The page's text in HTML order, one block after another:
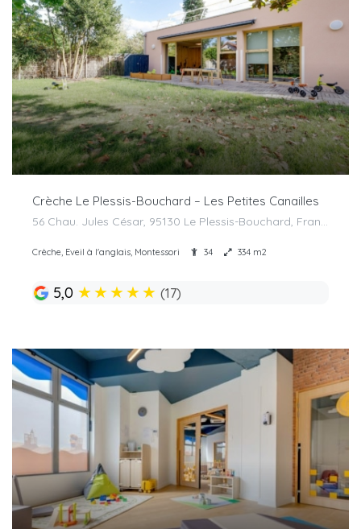
Crèche Le Plessis-Bouchard – Les Petites Canailles
56 Chau. Jules César, 95130 Le Plessis-Bouchard, France
Crèche, Eveil à l'anglais, Montessori 34 334 m2
5,0 ★★★★★ (17)